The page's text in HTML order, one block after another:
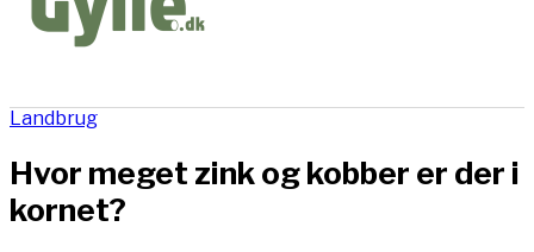
Landbrug
Hvor meget zink og kobber er der i
kornet?